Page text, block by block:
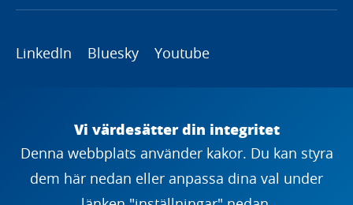
LinkedIn Bluesky Youtube
Vi värdesätter din integritet
Denna webbplats använder kakor. Du kan styra
dem här nedan eller anpassa dina val under